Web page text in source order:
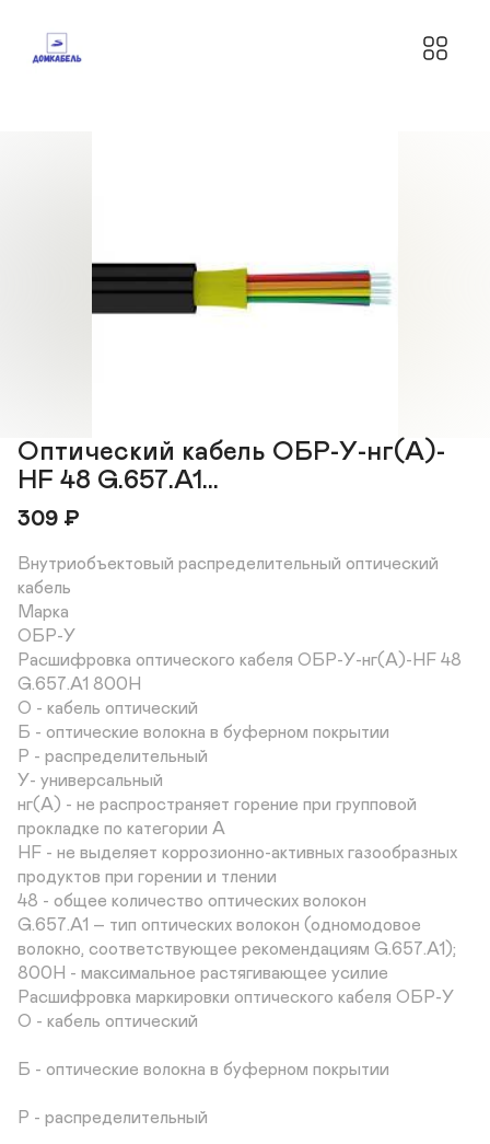
Оптический кабель ОБР-У-нг(A)-
HF 48 G.657.A1...
309 ₽
Внутриобъектовый распределительный оптический
кабель
Марка
ОБР-У
Расшифровка оптического кабеля ОБР-У-нг(A)-HF 48
G.657.A1 800Н
О - кабель оптический
Б - оптические волокна в буферном покрытии
Р - распределительный
У- универсальный
нг(A) - не распространяет горение при групповой
прокладке по категории А
HF - не выделяет коррозионно-активных газообразных
продуктов при горении и тлении
48 - общее количество оптических волокон
G.657.А1 – тип оптических волокон (одномодовое
волокно, соответствующее рекомендациям G.657.А1);
800Н - максимальное растягивающее усилие
Расшифровка маркировки оптического кабеля ОБР-У
О - кабель оптический
Б - оптические волокна в буферном покрытии
Р - распределительный